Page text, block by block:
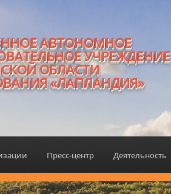
АВТОНОМНОЕ
УЧРЕЖДЕНИЕ
ОБЛАСТИ
«ЛАПЛАНДИЯ»
Пресс-центр Деятельность